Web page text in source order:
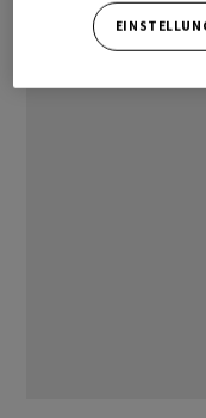
Einzelhandel,
im Juni gesunken